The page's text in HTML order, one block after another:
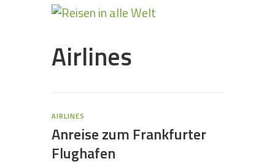
Airlines
AIRLINES
Anreise zum Frankfurter
Flughafen